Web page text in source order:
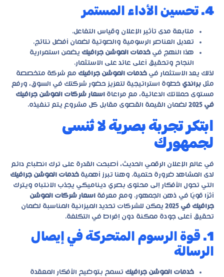
4. تحسين الأداء المستمر
متابعة مدى تأثير الإعلان وقياس التفاعل.
تعديل العناصر الرسومية والصوتية لضمان أفضل نتائج.
هذا النهج في خدمات الموشن جرافيك يضمن استمرارية
النجاح وتحقيق أعلى عائد على الاستثمار.
لذلك يعد الاستثمار في خدمات الموشن جرافيك مع شركة متخصصة
مثل براندي خطوة استراتيجية لتعزيز حضور شركتك في السوق، ورفع
مستوى حملاتك الدعائية، مع مراعاة اسعار شركات الموشن جرافيك
في 2025
لضمان القيمة القصوى مقابل كل مشروع يتم تنفيذه.
ابتكر تجربة بصرية لا تُنسى
لجمهورك
في عالم الإعلان الرقمي الحديث، أصبحت القدرة على ترك انطباع دائم
لدى المشاهد ضرورة حتمية. وهنا تبرز أهمية خدمات الموشن جرافيك
التي تحول الأفكار إلى محتوى بصري ديناميكي يجذب الانتباه ويترك
أثرًا قويًا في ذهن الجمهور. ومع معرفة اسعار شركات الموشن
جرافيك في 2025
يمكن للشركات تحديد الميزانية المناسبة لضمان
تحقيق أعلى جودة ممكنة دون إفراط في التكلفة.
1. قوة الرسوم المتحركة في إيصال
الرسالة
خدمات الموشن جرافيك تسمح بتوضيح الأفكار المعقدة